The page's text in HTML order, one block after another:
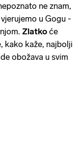
ne znam,
u Gogu -
Zlatko će
kako kaže, najbolji
obožava u svim